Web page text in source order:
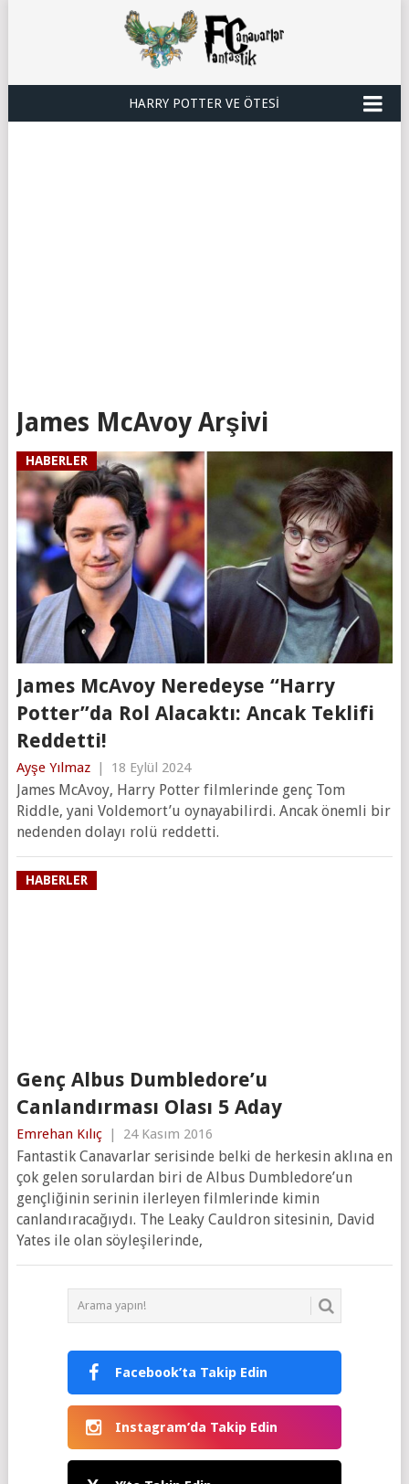
HARRY POTTER VE ÖTESI
James McAvoy Arşivi
HABERLER
James McAvoy Neredeyse “Harry
Potter”da Rol Alacaktı: Ancak Teklifi
Reddetti!
Ayşe Yılmaz 18 Eylül 2024
James McAvoy, Harry Potter filmlerinde genç Tom
Riddle, yani Voldemort’u oynayabilirdi. Ancak önemli bir
nedenden dolayı rolü reddetti.
HABERLER
Genç Albus Dumbledore’u
Canlandırması Olası 5 Aday
Emrehan Kılıç | 24 Kasım 2016
Fantastik Canavarlar serisinde belki de herkesin aklına en
çok gelen sorulardan biri de Albus Dumbledore’un
gençliğinin serinin ilerleyen filmlerinde kimin
canlandıracağıydı. The Leaky Cauldron sitesinin, David
Yates ile olan söyleşilerinde,
Facebook’ta Takip Edin
Instagram’da Takip Edin